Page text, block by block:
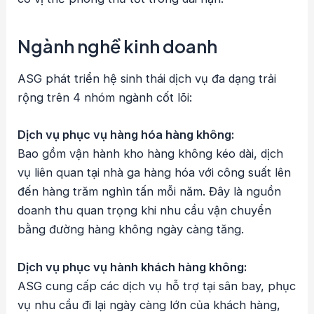
Ngành nghề kinh doanh
ASG phát triển hệ sinh thái dịch vụ đa dạng trải
rộng trên 4 nhóm ngành cốt lõi:
Dịch vụ phục vụ hàng hóa hàng không:
Bao gồm vận hành kho hàng không kéo dài, dịch
vụ liên quan tại nhà ga hàng hóa với công suất lên
đến hàng trăm nghìn tấn mỗi năm. Đây là nguồn
doanh thu quan trọng khi nhu cầu vận chuyển
bằng đường hàng không ngày càng tăng.
Dịch vụ phục vụ hành khách hàng không:
ASG cung cấp các dịch vụ hỗ trợ tại sân bay, phục
vụ nhu cầu đi lại ngày càng lớn của khách hàng,